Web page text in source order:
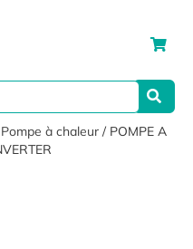
Pompe à chaleur / POMPE A